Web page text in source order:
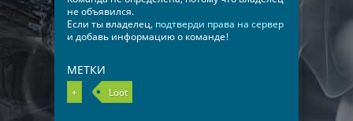
не объявился.
Если ты владелец, подтверди права на сервер
и добавь информацию о команде!
МЕТКИ
+ Loot